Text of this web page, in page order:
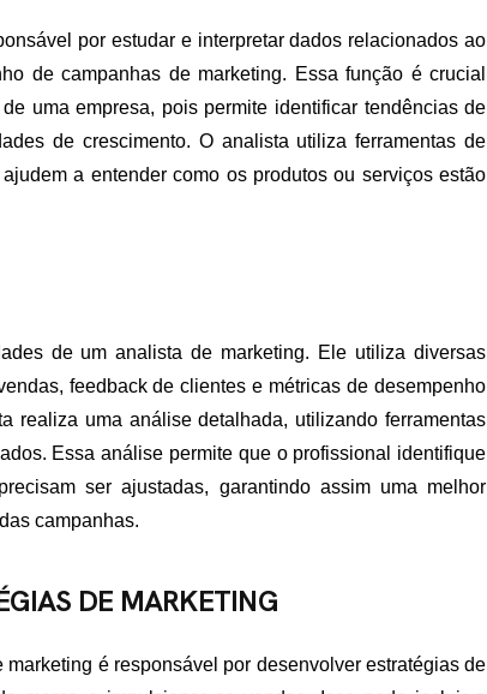
por estudar e interpretar dados relacionados ao
de campanhas de marketing. Essa função é crucial
uma empresa, pois permite identificar tendências de
de crescimento. O analista utiliza ferramentas de
a entender como os produtos ou serviços estão
de um analista de marketing. Ele utiliza diversas
feedback de clientes e métricas de desempenho
realiza uma análise detalhada, utilizando ferramentas
Essa análise permite que o profissional identifique
ser ajustadas, garantindo assim uma melhor
campanhas.
DE MARKETING
é responsável por desenvolver estratégias de